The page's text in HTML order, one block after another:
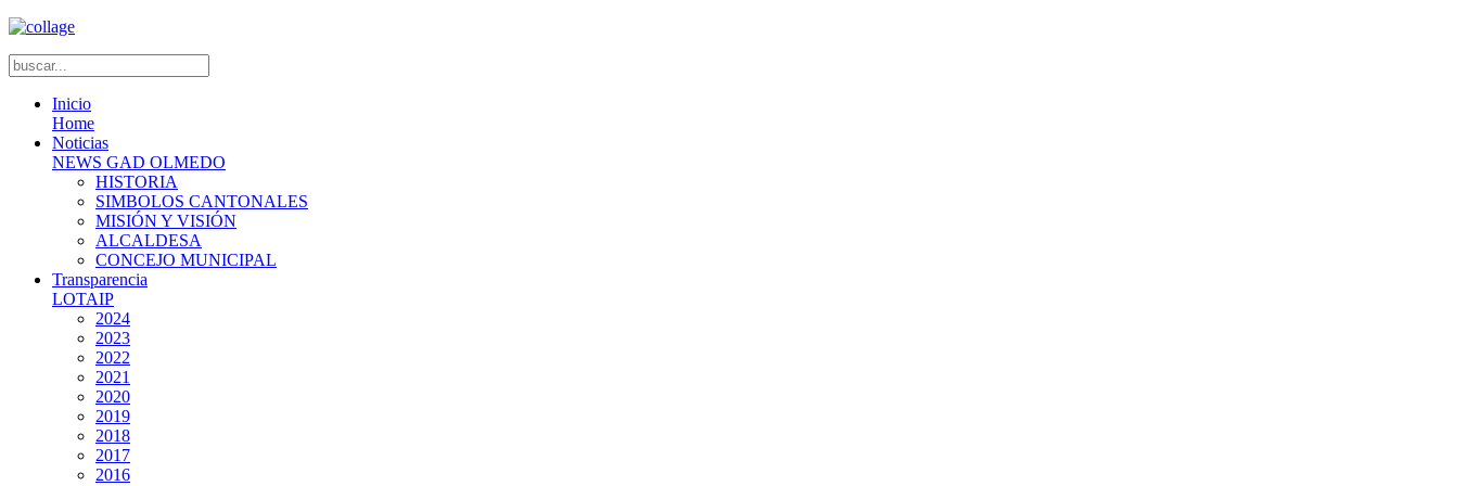
Inicio
Home
Noticias
NEWS GAD OLMEDO
HISTORIA
SIMBOLOS CANTONALES
MISIÓN Y VISIÓN
ALCALDESA
CONCEJO MUNICIPAL
Transparencia
LOTAIP
2024
2023
2022
2021
2020
2019
2018
2017
2016